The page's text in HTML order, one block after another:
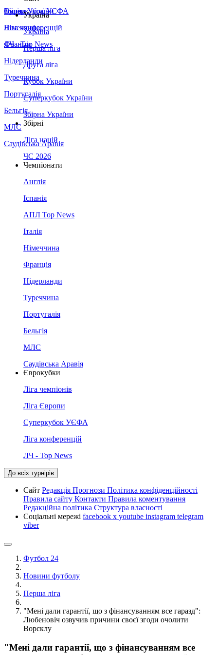
Збірна України
Італія
Німеччина
Франція
Нідерланди
Туреччина
Португалія
Бельгія
МЛС
Саудівська Аравія
Суперкубок УЄФА
Ліга конференцій
ЛЧ - Top News
Україна
Україна
Перша ліга
Друга ліга
Кубок України
Суперкубок України
Збірна України
Збірні
Ліга націй
ЧС 2026
Чемпіонати
Англія
Іспанія
АПЛ Top News
Італія
Німеччина
Франція
Нідерланди
Туреччина
Португалія
Бельгія
МЛС
Саудівська Аравія
Єврокубки
Ліга чемпіонів
Ліга Європи
Суперкубок УЄФА
Ліга конференцій
ЛЧ - Top News
До всіх турнірів
Сайт Редакція Прогнози Політика конфіденційності
Правила сайту Контакти Правила коментування
Редакційна політика Структура власності
Соціальні мережі facebook x youtube instagram telegram
viber
Футбол 24
Новини футболу
Перша ліга
"Мені дали гарантії, що з фінансуванням все гаразд":
Любеновіч озвучив причини своєї згоди очолити
Ворсклу
"Мені дали гарантії, що з фінансуванням все